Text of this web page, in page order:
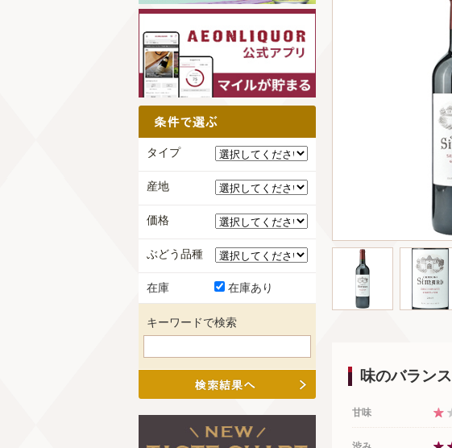
味のバランス
甘味
タイプ
産地
価格
ぶどう品種
在庫 在庫あり
キーワードで検索